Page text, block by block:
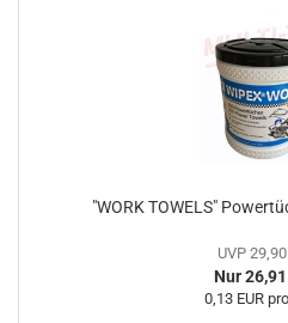
"WORK TOWELS"
UVP
Nur 26,91
0,13 EUR